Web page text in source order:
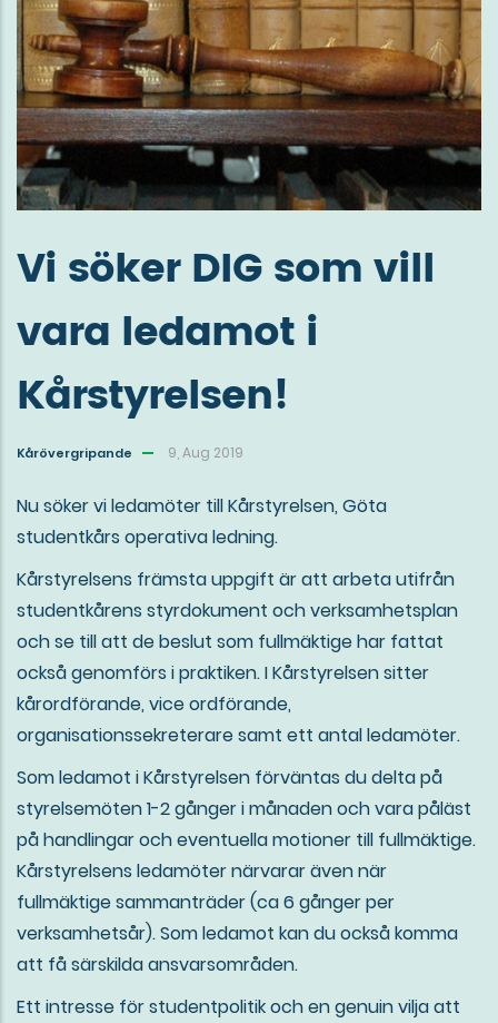
Vi söker DIG som vill
vara ledamot i
Kårstyrelsen!
Kårövergripande 9, Aug 2019
Nu söker vi ledamöter till Kårstyrelsen, Göta
studentkårs operativa ledning.
Kårstyrelsens främsta uppgift är att arbeta utifrån
studentkårens styrdokument och verksamhetsplan
och se till att de beslut som fullmäktige har fattat
också genomförs i praktiken. I Kårstyrelsen sitter
kårordförande, vice ordförande,
organisationssekreterare samt ett antal ledamöter.
Som ledamot i Kårstyrelsen förväntas du delta på
styrelsemöten 1-2 gånger i månaden och vara påläst
på handlingar och eventuella motioner till fullmäktige.
Kårstyrelsens ledamöter närvarar även när
fullmäktige sammanträder (ca 6 gånger per
verksamhetsår). Som ledamot kan du också komma
att få särskilda ansvarsområden.
Ett intresse för studentpolitik och en genuin vilja att